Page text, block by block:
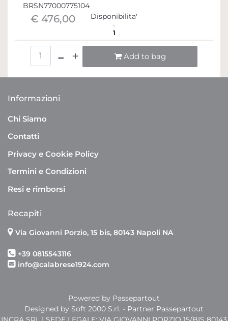
BRSN77000775104
€ 476,00 Disponibilita'
1
Add to bag
Informazioni
Chi Siamo
Contatti
Privacy e Cookie Policy
Termini e Condizioni
Resi e rimborsi
Recapiti
Via Giovanni Porzio, 15 bis, 80143 Napoli NA
+39 0815543116
info@calabrese1924.com
Powered by Passepartout
Designed by Soft 2000 S.rl. - Partner Passepartout